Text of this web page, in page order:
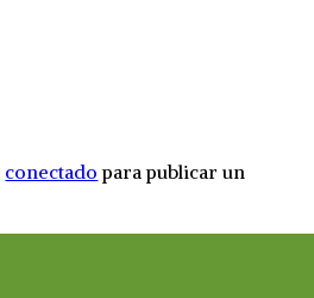
conectado para publicar un